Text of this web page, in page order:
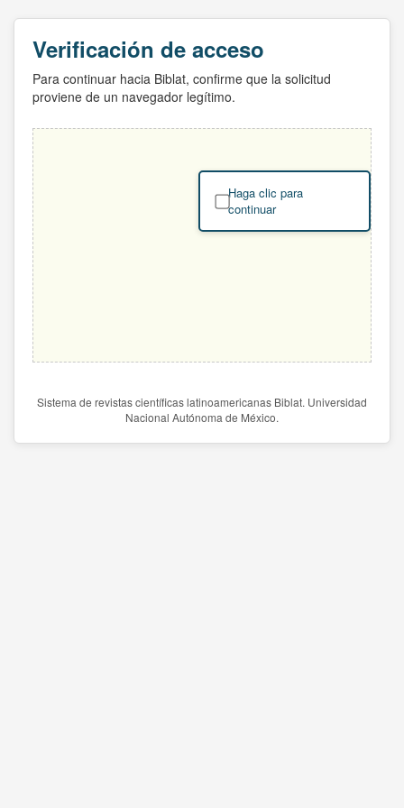
Verificación de acceso
Para continuar hacia Biblat, confirme que la solicitud
proviene de un navegador legítimo.
Haga clic para
continuar
Sistema de revistas científicas latinoamericanas Biblat. Universidad
Nacional Autónoma de México.